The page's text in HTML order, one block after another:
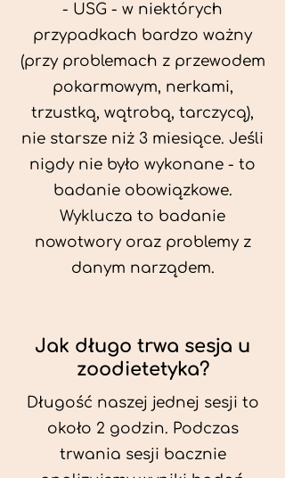
- USG - w niektórych
przypadkach bardzo ważny
(przy problemach z przewodem
pokarmowym, nerkami,
trzustką, wątrobą, tarczycą),
nie starsze niż 3 miesiące. Jeśli
nigdy nie było wykonane - to
badanie obowiązkowe.
Wyklucza to badanie
nowotwory oraz problemy z
danym narządem.
Jak długo trwa sesja u
zoodietetyka?
Długość naszej jednej sesji to
około 2 godzin. Podczas
trwania sesji bacznie